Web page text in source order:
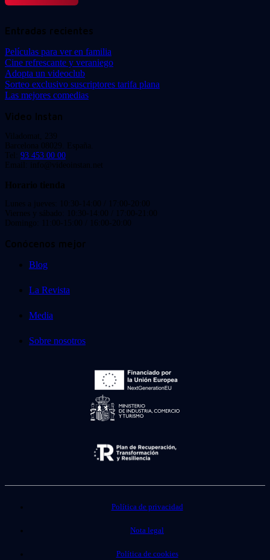
Entradas recientes
Películas para ver en familia
Cine refrescante y veraniego
Adopta un videoclub
Sorteo exclusivo suscriptores tarifa plana
Las mejores comedias
Video Instan
Viladomat, 239
Barcelona 08029. España.
Tel: 93 453 00 00
Email: info@videoinstan.net
Horario tienda
Lunes a jueves: 10:30-14:00 / 17:00-20:00
Viernes y sábado: 10:30-14:00 / 17:00-21:00
Domingo: 11:00-15:00 / 16:00-20:00
Conócenos mejor
Blog
La Revista
Media
Sobre nosotros
Política de privacidad
Nota legal
Política de cookies